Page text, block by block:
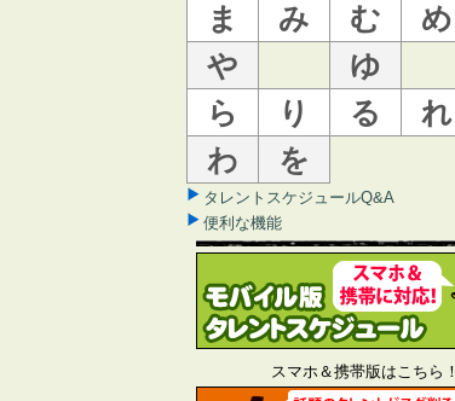
ま
み む め
や
ゆ
ら
り る れ
わ
を
タレントスケジュールQ&A
便利な機能
スマホ＆携帯版はこちら！